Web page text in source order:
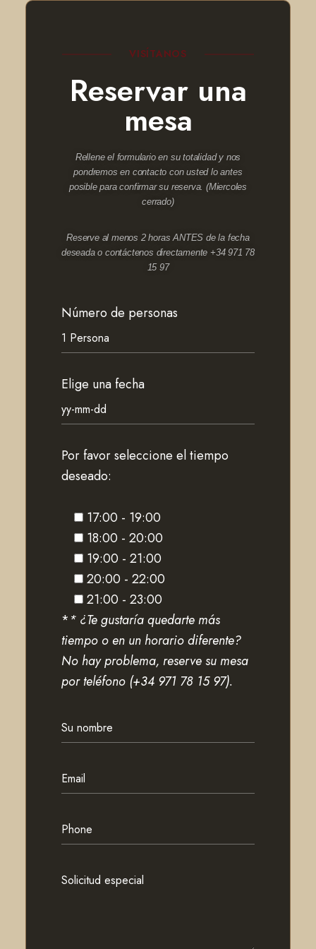
VISÍTANOS
Reservar una
mesa
Rellene el formulario en su totalidad y nos
pondremos en contacto con usted lo antes
posible para confirmar su reserva. (Miercoles
cerrado)
Reserve al menos 2 horas ANTES de la fecha
deseada o contáctenos directamente +34 971 78
15 97
Número de personas
Elige una fecha
Por favor seleccione el tiempo
deseado:
17:00 - 19:00
18:00 - 20:00
19:00 - 21:00
20:00 - 22:00
21:00 - 23:00
** ¿Te gustaría quedarte más
tiempo o en un horario diferente?
No hay problema, reserve su mesa
por teléfono (+34 971 78 15 97).